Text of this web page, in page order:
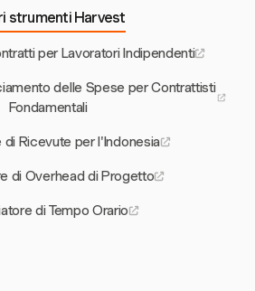
strumenti Harvest
per Lavoratori Indipendenti
delle Spese per Contrattisti
Fondamentali
di Ricevute per l'Indonesia
di Overhead di Progetto
di Tempo Orario